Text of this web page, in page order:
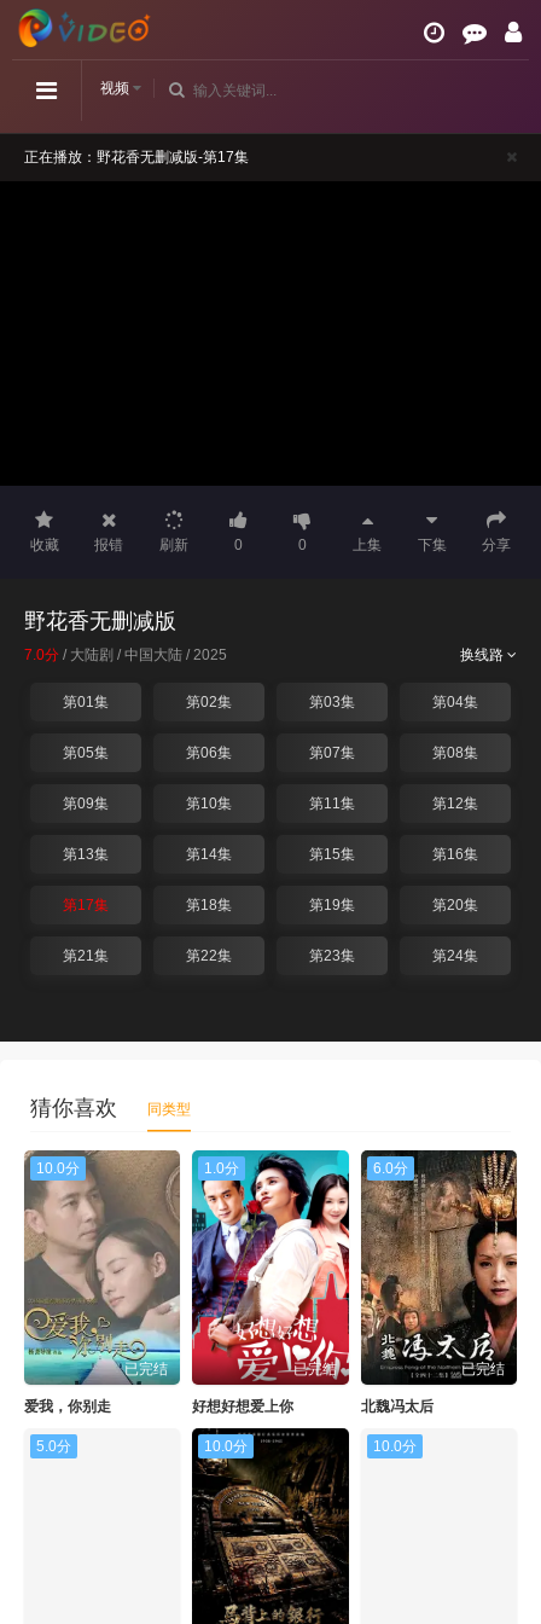
视频
正在播放：野花香无删减版-第17集
收藏 报错 刷新 0 0 上集 下集 分享
野花香无删减版
换线路
7.0分 / 大陆剧 / 中国大陆 / 2025
第01集 第02集 第03集 第04集
第05集 第06集 第07集 第08集
第09集 第10集 第11集 第12集
第13集 第14集 第15集 第16集
第17集 第18集 第19集 第20集
第21集 第22集 第23集 第24集
猜你喜欢 同类型
10.0分
已完结
爱我，你别走
1.0分
已完结
好想好想爱上你
6.0分
已完结
北魏冯太后
5.0分 10.0分 10.0分